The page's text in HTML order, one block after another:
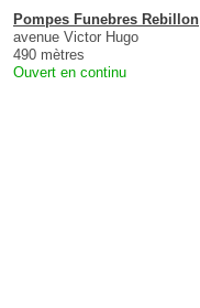
Pompes Funebres Rebillon
avenue Victor Hugo
490 mètres
Ouvert en continu